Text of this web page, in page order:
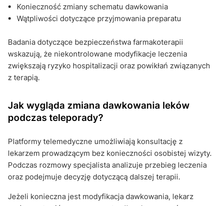
Konieczność zmiany schematu dawkowania
Wątpliwości dotyczące przyjmowania preparatu
Badania dotyczące bezpieczeństwa farmakoterapii
wskazują, że niekontrolowane modyfikacje leczenia
zwiększają ryzyko hospitalizacji oraz powikłań związanych
z terapią.
Jak wygląda zmiana dawkowania leków
podczas teleporady?
Platformy telemedyczne umożliwiają konsultację z
lekarzem prowadzącym bez konieczności osobistej wizyty.
Podczas rozmowy specjalista analizuje przebieg leczenia
oraz podejmuje decyzję dotyczącą dalszej terapii.
Jeżeli konieczna jest modyfikacja dawkowania, lekarz